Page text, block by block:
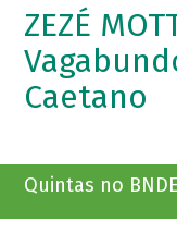
ZEZÉ
Caetano
Quintas no